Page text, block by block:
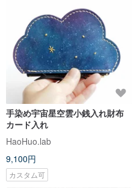
手染め宇宙星空雲小銭入れ財布
カード入れ
HaoHuo.lab
9,100円
カスタム可